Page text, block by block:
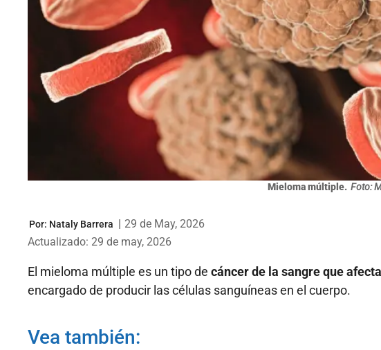
Mieloma múltiple. Foto:
Por: Nataly Barrera | 29 de May, 2026
Actualizado: 29 de may, 2026
El mieloma múltiple es un tipo de cáncer de la sangre que
encargado de producir las células sanguíneas en el cuerpo.
Vea también: